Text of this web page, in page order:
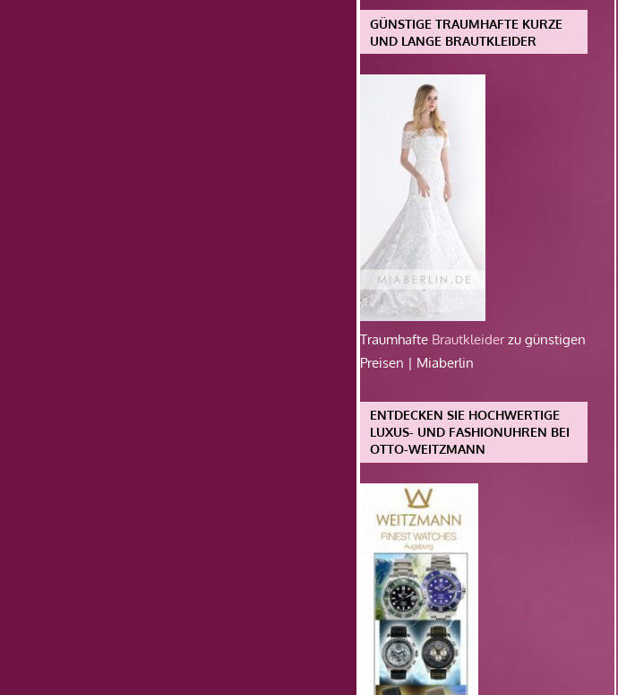
GÜNSTIGE TRAUMHAFTE KURZE
UND LANGE BRAUTKLEIDER
Traumhafte Brautkleiderzu günstigen
Preisen | Miaberlin
ENTDECKEN SIE HOCHWERTIGE
LUXUS- UND FASHIONUHREN BEI
OTTO-WEITZMANN